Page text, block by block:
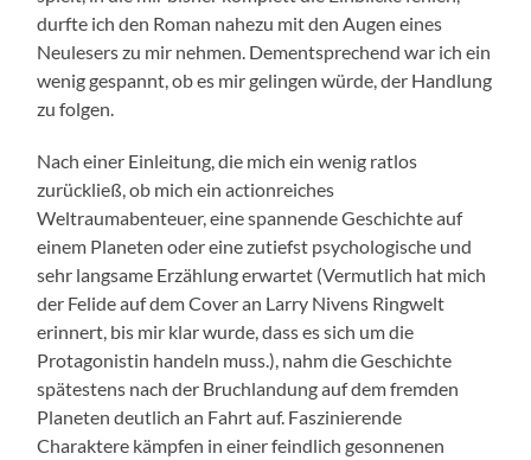
durfte ich den Roman nahezu mit den Augen eines
Neulesers zu mir nehmen. Dementsprechend war ich ein
wenig gespannt, ob es mir gelingen würde, der Handlung
zu folgen.
Nach einer Einleitung, die mich ein wenig ratlos
zurückließ, ob mich ein actionreiches
Weltraumabenteuer, eine spannende Geschichte auf
einem Planeten oder eine zutiefst psychologische und
sehr langsame Erzählung erwartet (Vermutlich hat mich
der Felide auf dem Cover an Larry Nivens Ringwelt
erinnert, bis mir klar wurde, dass es sich um die
Protagonistin handeln muss.), nahm die Geschichte
spätestens nach der Bruchlandung auf dem fremden
Planeten deutlich an Fahrt auf. Faszinierende
Charaktere kämpfen in einer feindlich gesonnenen